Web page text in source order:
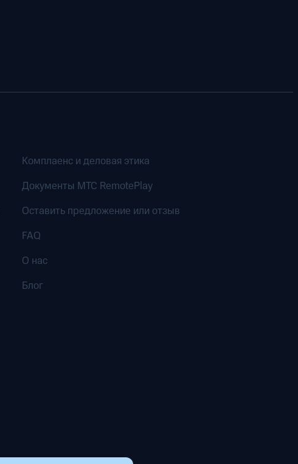
Комплаенс и деловая этика
Документы MTC RemotePlay
Оставить предложение или отзыв
FAQ
О нас
Блог